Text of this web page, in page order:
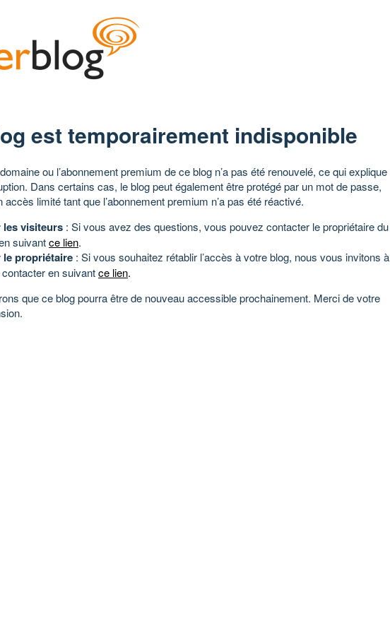
est temporairement indisponible
ou l’abonnement premium de ce blog n’a pas été renouvelé, ce qui explique
Dans certains cas, le blog peut également être protégé par un mot de passe,
accès limité tant que l’abonnement premium n’a pas été réactivé.
les visiteurs : Si vous avez des questions, vous pouvez contacter le propriétaire du
suivantce lien.
le propriétaire : Si vous souhaitez rétablir l’accès à votre blog, nous vous invitons à
en suivantce lien.
que ce blog pourra être de nouveau accessible prochainement. Merci de votre